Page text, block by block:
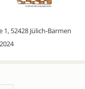
1, 52428 Jülich-Barmen